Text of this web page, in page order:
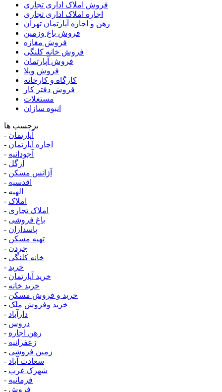
فروش املاک اداری تجاری
اجاره املاک اداری تجاری
رهن و اجاره آپارتمان تهران
فروش باغ وزمین
فروش مغازه
فروش خانه کلنگی
فروش آپارتمان
فروش ویلا
کارگاه و کارخانه
فروش دفتر کار
مستغلات
انبوه سازان
برچسب ها
- آپارتمان
- اجاره آپارتمان
- آجودانیه
- ازگل
- آژانس مسکن
- اقدسیه
- الهیه
- املاک
- املاک تجاری
- باغ فروشی
- پاسداران
- تهیه مسکن
- جردن
- خانه کلنگی
- خرید
- خرید آپارتمان
- خرید خانه
- خرید و فروش مسکن
- خرید وفروش ملک
- دارآباد
- دروس
- رهن اجاره
- زعفرانیه
- زمین فروشی
- سعادت آباد
- شهرک غرب
- فرمانیه
- فروش